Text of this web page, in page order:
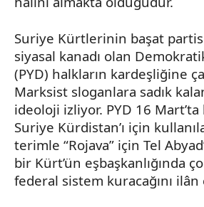
Suriye Kürtlerinin başat
siyasal kanadı olan
(PYD) halkların kardeşliğine
Marksist sloganlara sadık
ideoloji izliyor. PYD 16
Suriye Kürdistan’ı için
terimle “Rojava” için Tel
bir Kürt’ün eşbaşkanlığında
federal sistem kuracağını